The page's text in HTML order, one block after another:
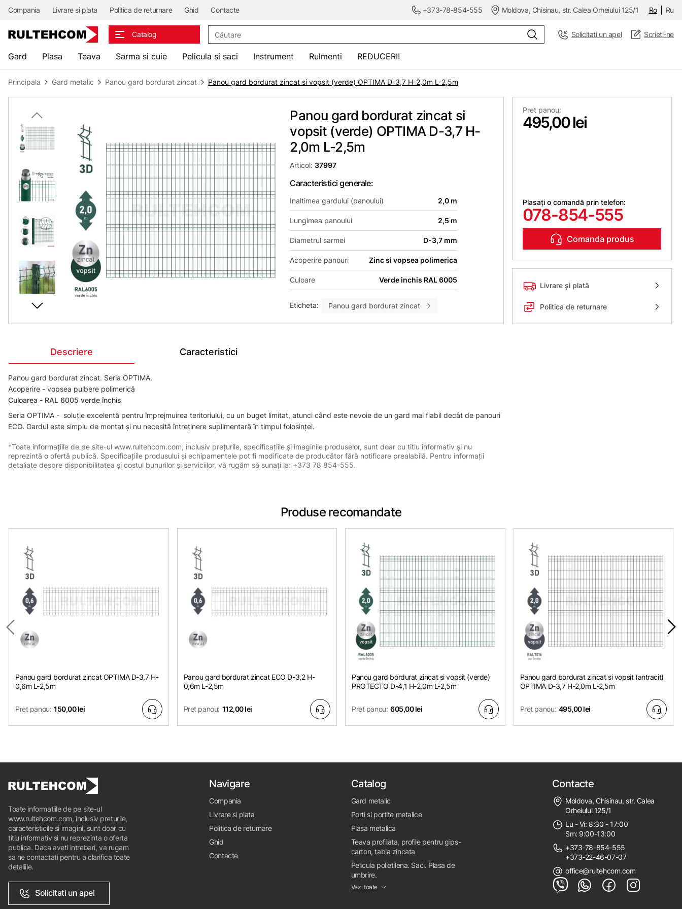
Compania Livrare si plata Politica de returnare Ghid Contacte +373-78-854-555 Moldova, Chisinau, str. Calea Orheiului 125/1 Ro Ru
Catalog Solicitati un apel Scrieti-ne
Gard Plasa Teava Sarma si cuie Pelicula si saci Instrument Rulmenti REDUCERI!
Principala Gard metalic Panou gard bordurat zincat Panou gard bordurat zincat si vopsit (verde) OPTIMA D-3,7 H-2,0m L-2,5m
Panou gard bordurat zincat si
vopsit (verde) OPTIMA D-3,7 H-
2,0m L-2,5m
Articol: 37997
Caracteristici generale:
Inaltimea gardului (panoului) 2,0 m
Lungimea panoului 2,5 m
Diametrul sarmei D-3,7 mm
Acoperire panouri Zinc si vopsea polimerica
Culoare Verde inchis RAL 6005
Eticheta: Panou gard bordurat zincat
Pret panou:
495,00 lei
Plasați o comandă prin telefon:
078-854-555
Comanda produs
Livrare și plată
Politica de returnare
Descriere Caracteristici
Panou gard bordurat zincat. Seria OPTIMA.
Acoperire - vopsea pulbere polimerică
Сuloarea - RAL 6005 verde închis
Seria OPTIMA - soluție excelentă pentru împrejmuirea teritoriului, cu un buget limitat, atunci când este nevoie de un gard mai fiabil decât de panouri
ECO. Gardul este simplu de montat și nu necesită întreținere suplimentară în timpul folosinței.
*Toate informațiile de pe site-ul www.rultehcom.com, inclusiv prețurile, specificațiile și imaginile produselor, sunt doar cu titlu informativ și nu
reprezintă o ofertă publică. Specificațiile produsului și echipamentele pot fi modificate de producător fără notificare prealabilă. Pentru informații
detaliate despre disponibilitatea și costul bunurilor și serviciilor, vă rugăm să sunați la: +373 78 854-555.
Produse recomandate
Panou gard bordurat zincat OPTIMA D-3,7 H-
0,6m L-2,5m
Pret panou: 150,00 lei
Panou gard bordurat zincat ЕСО D-3,2 H-
0,6m L-2,5m
Pret panou: 112,00 lei
Panou gard bordurat zincat si vopsit (verde)
PROTECTO D-4,1 H-2,0m L-2,5m
Pret panou: 605,00 lei
Panou gard bordurat zincat si vopsit (antracit)
OPTIMA D-3,7 H-2,0m L-2,5m
Pret panou: 495,00 lei
Toate informatiile de pe site-ul
www.rultehcom.com, inclusiv preturile,
caracteristicile si imagini, sunt doar cu
titlu informativ si nu reprezinta o oferta
publica. Daca aveti intrebari, va rugam
sa ne contactati pentru a clarifica toate
detaliile.
Solicitati un apel
Navigare
Compania
Livrare si plata
Politica de returnare
Ghid
Contacte
Catalog
Gard metalic
Porti si portite metalice
Plasa metalica
Teava profilata, profile pentru gips-
carton, tabla zincata
Pelicula polietilena. Saci. Plasa de
umbrire.
Vezi toate
Contacte
Moldova, Chisinau, str. Calea
Orheiului 125/1
Lu - Vi: 8:30 - 17:00
Sm: 9:00-13:00
+373-78-854-555
+373-22-46-07-07
office@rultehcom.com